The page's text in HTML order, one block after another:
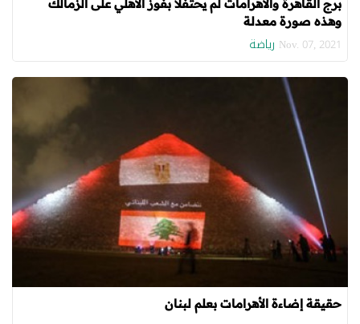
برج القاهرة والأهرامات لم يحتفلا بفوز الأهلي على الزمالك
وهذه صورة معدلة
Nov. 07, 2021 رياضة
حقيقة إضاءة الأهرامات بعلم لبنان